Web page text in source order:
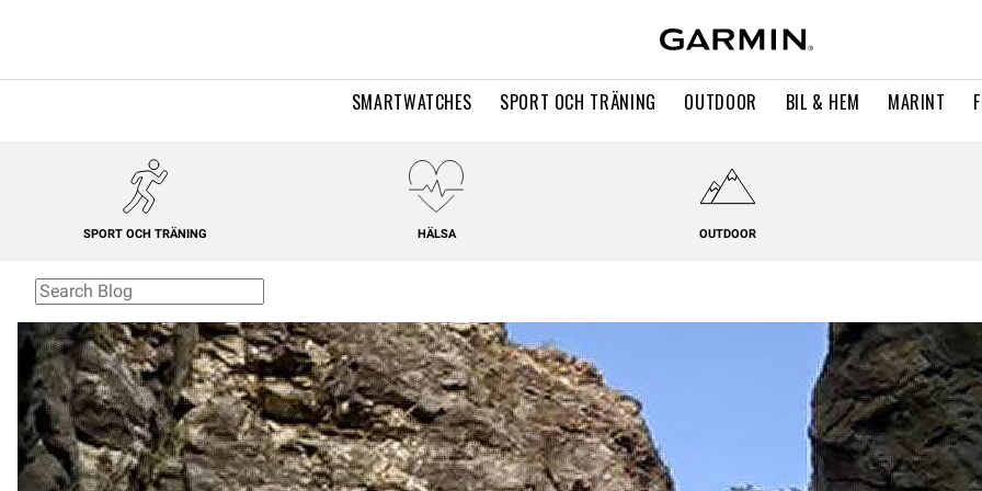
SMARTWATCHES SPORT OCH TRÄNING OUTDOOR BIL & HEM MARINT
SPORT OCH TRÄNING HÄLSA OUTDOOR